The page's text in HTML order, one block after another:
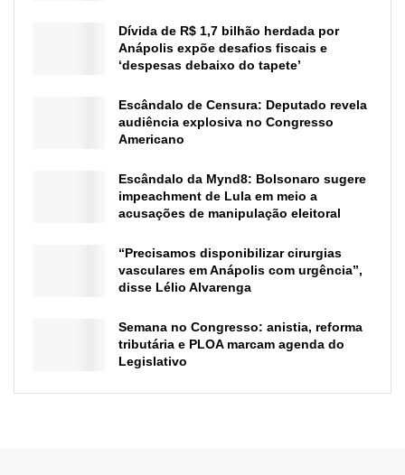
Dívida de R$ 1,7 bilhão herdada por
Anápolis expõe desafios fiscais e
‘despesas debaixo do tapete’
Escândalo de Censura: Deputado revela
audiência explosiva no Congresso
Americano
Escândalo da Mynd8: Bolsonaro sugere
impeachment de Lula em meio a
acusações de manipulação eleitoral
“Precisamos disponibilizar cirurgias
vasculares em Anápolis com urgência”,
disse Lélio Alvarenga
Semana no Congresso: anistia, reforma
tributária e PLOA marcam agenda do
Legislativo